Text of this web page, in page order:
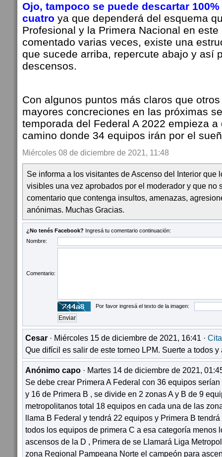
Ojo, tampoco se puede descartar
cuatro ya que dependerá del esquema
Profesional y la Primera Nacional en
comentado varias veces, existe una
que sucede arriba, repercute abajo y así
descensos.
Con algunos puntos más claros que
mayores concreciones en las próximas
temporada del Federal A 2022 empieza a
camino donde 34 equipos irán por el
Miércoles 08 de diciembre de 2021, 11:48
Se informa a los visitantes de Ascenso del Interior que
visibles una vez aprobados por el moderador y que no
comentario que contenga insultos, amenazas,
anónimas. Muchas Gracias.
¿No tenés Facebook? Ingresá tu comentario continuación:
Nombre:
Comentario:
Por favor ingresá el texto de la imagen:
Cesar · Miércoles 15 de diciembre de 2021, 16:41 ·
Que difícil es salir de este torneo LPM. Suerte a todos
Anónimo capo · Martes 14 de diciembre de 2021,
Se debe crear Primera A Federal con 36 equipos
y 16 de Primera B , se divide en 2 zonas A y B de 9
metropolitanos total 18 equipos en cada una de las
llama B Federal y tendrá 22 equipos y Primera B
todos los equipos de primera C a esa categoría menos
ascensos de la D , Primera de se Llamará Liga
zona Regional Pampeana Norte el campeón para